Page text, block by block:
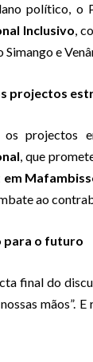
político, o
Inclusivo,
Simango e
projectos
os projectos
, que
em
ao
para o futuro
final do
mãos”.